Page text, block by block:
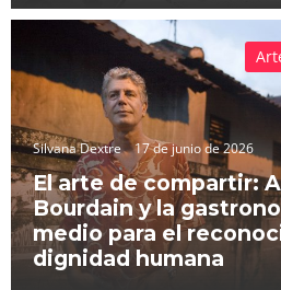
Silvana Dextre 17 de junio de 2026
El arte de compartir:
Bourdain y la
medio para el
dignidad humana